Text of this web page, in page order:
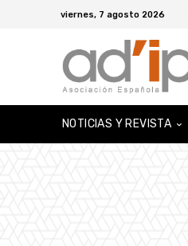
viernes, 7 agosto 2026
NOTICIAS Y REVISTA